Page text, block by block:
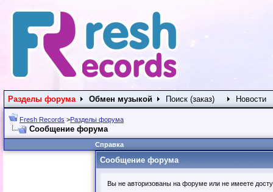
Разделы форума Обмен музыкой Поиск (заказ) Новости
Fresh Records >Разделы форума
Сообщение форума
Справка
Сообщение форума
Вы не авторизованы на форуме или не имеете